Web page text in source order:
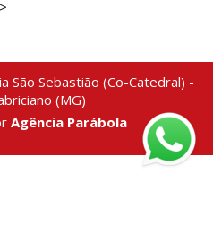
São Sebastião (Co-Catedral) -
(MG)
Agência Parábola